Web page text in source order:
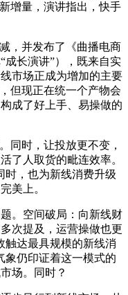
增量，演讲指出，快手
，并发布了《曲播电商
成长演讲”），既来自实
市场正成为增加的主要
但现正在统一个产物会
成了好上手、易操做的
时，让投放更不变，
了人取货的毗连效率。
时，也为新线消费升级
美上。
。空间破局：向新线财
次提及，运营操做也更
触达最具规模的新线消
象仍印证着这一模式的
场。同时？